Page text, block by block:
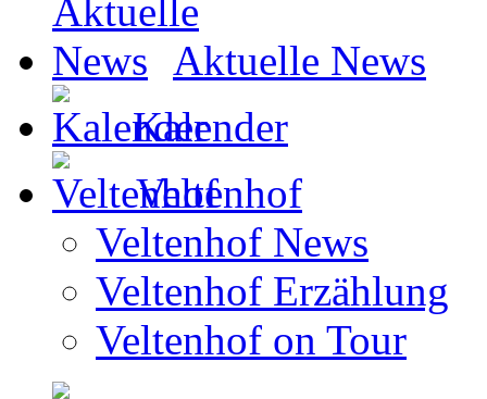
Aktuelle News
Kalender
Veltenhof
Veltenhof News
Veltenhof Erzählung
Veltenhof on Tour